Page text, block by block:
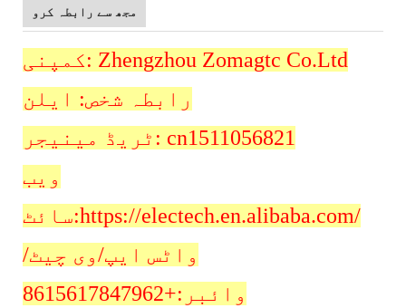
مجھ سے رابطہ کرو
کمپنی: Zhengzhou Zomagtc Co.Ltd
رابطہ شخص: ایلن
ٹریڈ مینیجر: cn1511056821
ویب
سائٹ:https://electech.en.alibaba.com/
واٹس ایپ/وی چیٹ/
وائبر:+8615617847962